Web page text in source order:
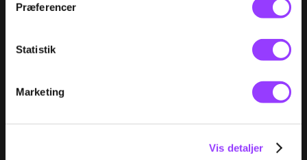
Præferencer
Statistik
Marketing
Vis detaljer
UDDANNELSER
KURSER
FOR VIRKSOMHEDER